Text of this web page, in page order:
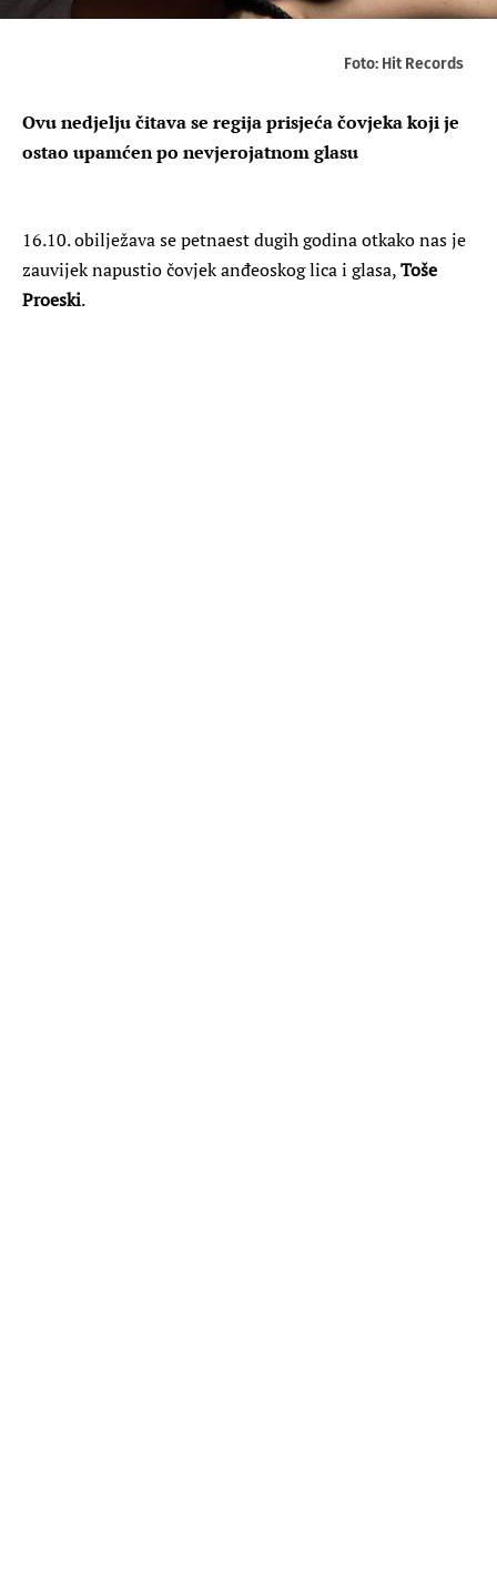
Foto: Hit Records
Ovu nedjelju čitava se regija prisjeća čovjeka koji je
ostao upamćen po nevjerojatnom glasu
16.10. obilježava se petnaest dugih godina otkako nas je
zauvijek napustio čovjek anđeoskog lica i glasa,Toše
Proeski.